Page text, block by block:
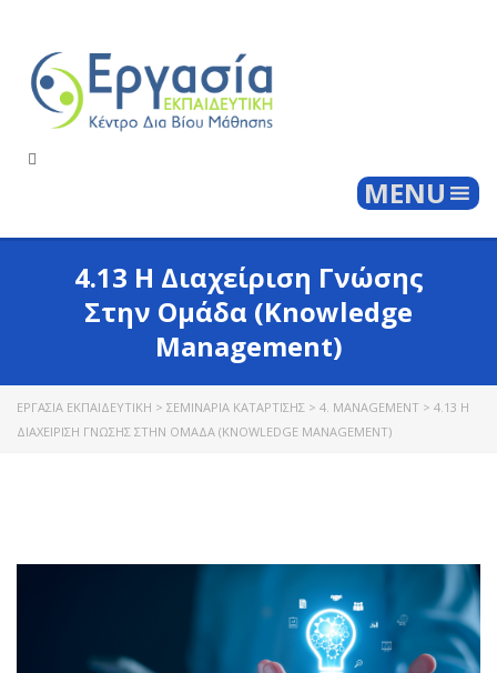
MENU
4.13 Η Διαχείριση Γνώσης
Στην Ομάδα (Knowledge
Management)
ΕΡΓΑΣΊΑ ΕΚΠΑΙΔΕΥΤΙΚΉ > ΣΕΜΙΝΆΡΙΑ ΚΑΤΆΡΤΙΣΗΣ > 4. MANAGEMENT > 4.13 Η
ΔΙΑΧΕΊΡΙΣΗ ΓΝΏΣΗΣ ΣΤΗΝ ΟΜΆΔΑ (KNOWLEDGE MANAGEMENT)